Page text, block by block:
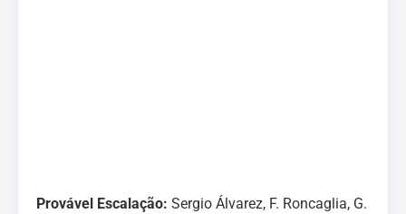
Provável Escalação: Sergio Álvarez, F. Roncaglia, G.